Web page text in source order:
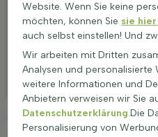
Platzierung
Stutzen
Bewässerung
Düngen
Besonderheiten
Website. Wenn Sie keine
möchten, können Sie sie
auch selbst einstellen! Und
Wir arbeiten mit Dritten
Analysen und personalisierte
weitere Informationen und
Anbietern verweisen wir Sie
Datenschutzerklärung.Die
Personalisierung von